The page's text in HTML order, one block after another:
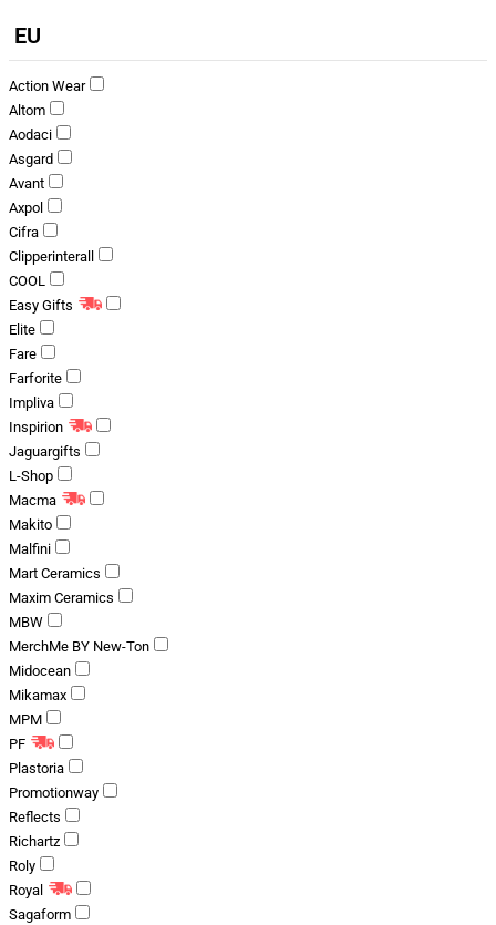
EU
Action Wear
Altom
Aodaci
Asgard
Avant
Axpol
Cifra
Clipperinterall
COOL
Easy Gifts
Elite
Fare
Farforite
Impliva
Inspirion
Jaguargifts
L-Shop
Macma
Makito
Malfini
Mart Ceramics
Maxim Ceramics
MBW
MerchMe BY New-Ton
Midocean
Mikamax
MPM
PF
Plastoria
Promotionway
Reflects
Richartz
Roly
Royal
Sagaform